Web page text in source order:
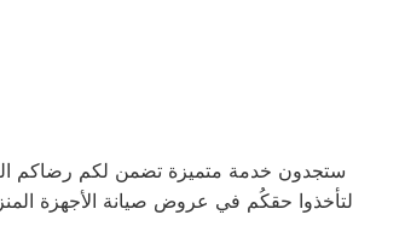
ستجدون خدمة متميزة تضمن لكم رضاكم